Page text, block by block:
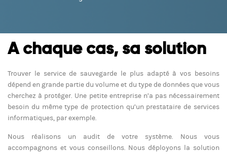
A chaque cas, sa solution
Trouver le service de sauvegarde le plus adapté à vos besoins
dépend en grande partie du volume et du type de données que vous
cherchez à protéger. Une petite entreprise n’a pas nécessairement
besoin du même type de protection qu’un prestataire de services
informatiques, par exemple.
Nous réalisons un audit de votre système. Nous vous
accompagnons et vous conseillons. Nous déployons la solution